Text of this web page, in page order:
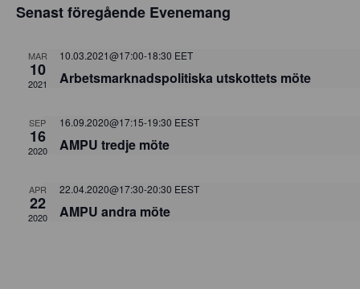
EVENEMANG
Senast föregående Evenemang
MAR
10
2021
10.03.2021@17:00-18:30 EET
Arbetsmarknadspolitiska utskottets möte
SEP
16
2020
16.09.2020@17:15-19:30 EEST
AMPU tredje möte
APR
22
2020
22.04.2020@17:30-20:30 EEST
AMPU andra möte